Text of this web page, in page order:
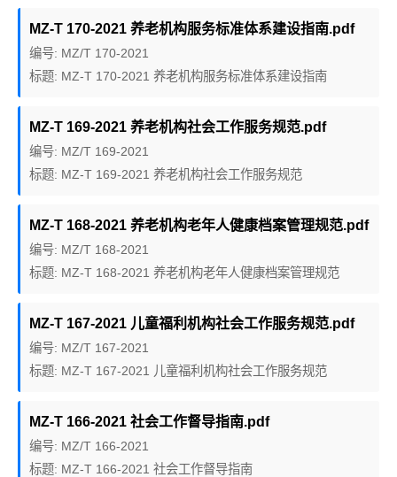
MZ-T 170-2021 养老机构服务标准体系建设指南.pdf
编号: MZ/T 170-2021
标题: MZ-T 170-2021 养老机构服务标准体系建设指南
MZ-T 169-2021 养老机构社会工作服务规范.pdf
编号: MZ/T 169-2021
标题: MZ-T 169-2021 养老机构社会工作服务规范
MZ-T 168-2021 养老机构老年人健康档案管理规范.pdf
编号: MZ/T 168-2021
标题: MZ-T 168-2021 养老机构老年人健康档案管理规范
MZ-T 167-2021 儿童福利机构社会工作服务规范.pdf
编号: MZ/T 167-2021
标题: MZ-T 167-2021 儿童福利机构社会工作服务规范
MZ-T 166-2021 社会工作督导指南.pdf
编号: MZ/T 166-2021
标题: MZ-T 166-2021 社会工作督导指南